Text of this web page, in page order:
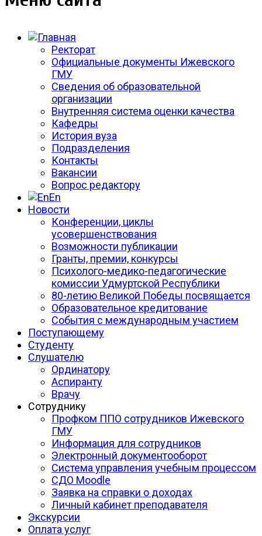
Ректорат
Официальные документы Ижевского
ГМУ
Сведения об образовательной
организации
Внутренняя система оценки качества
Кафедры
История вуза
Подразделения
Контакты
Вакансии
Вопрос редактору
En
Новости
Конференции, циклы
усовершенствования
Возможности публикации
Гранты, премии, конкурсы
Психолого-медико-педагогические
комиссии Удмуртской Республики
80-летию Великой Победы посвящается
Образовательное кредитование
События с международным участием
Поступающему
Студенту
Слушателю
Ординатору
Аспиранту
Врачу
Сотруднику
Профком ППО сотрудников Ижевского
ГМУ
Информация для сотрудников
Электронный документооборот
Система управления учебным процессом
СДО Moodle
Заявка на справки о доходах
Личный кабинет преподавателя
Экскурсии
Оплата услуг